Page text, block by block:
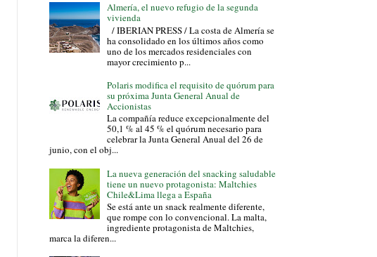
Almería, el nuevo refugio de la segunda
vivienda
/ IBERIAN PRESS / La costa de Almería se
ha consolidado en los últimos años como
uno de los mercados residenciales con
mayor crecimiento p...
Polaris modifica el requisito de quórum para
su próxima Junta General Anual de
Accionistas
La compañía reduce excepcionalmente del
50,1 % al 45 % el quórum necesario para
celebrar la Junta General Anual del 26 de
junio, con el obj...
La nueva generación del snacking saludable
tiene un nuevo protagonista: Maltchies
Chile&Lima llega a España
Se está ante un snack realmente diferente,
que rompe con lo convencional. La malta,
ingrediente protagonista de Maltchies,
marca la diferen...